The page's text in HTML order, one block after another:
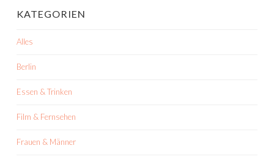
KATEGORIEN
Alles
Berlin
Essen & Trinken
Film & Fernsehen
Frauen & Männer